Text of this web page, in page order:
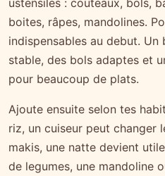
boites, râpes, mandolines.
indispensables au debut. Un
stable, des bols adaptes et
pour beaucoup de plats.
Ajoute ensuite selon tes
riz, un cuiseur peut changer
makis, une natte devient
de legumes, une mandoline